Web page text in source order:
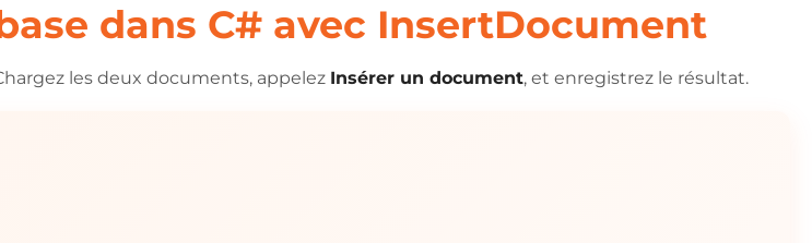
dans C# avec InsertDocument
les deux documents, appelez Insérer un document, et enregistrez le résultat.